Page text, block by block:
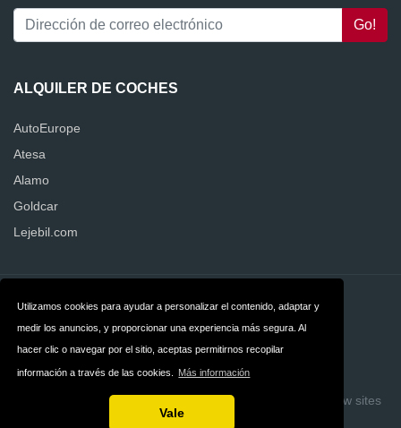
Utilizamos cookies para ayudar a personalizar el contenido, adaptar y
medir los anuncios, y proporcionar una experiencia más segura. Al
hacer clic o navegar por el sitio, aceptas permitirnos recopilar
información a través de las cookies. Más información
Vale
ALQUILER DE COCHES
AutoEurope
Atesa
Alamo
Goldcar
Lejebil.com
Contacto Privacidad
Términos y
Copyright © 2026 Quejas Alquiler de Coches
Build review sites
with ReviewTycoon